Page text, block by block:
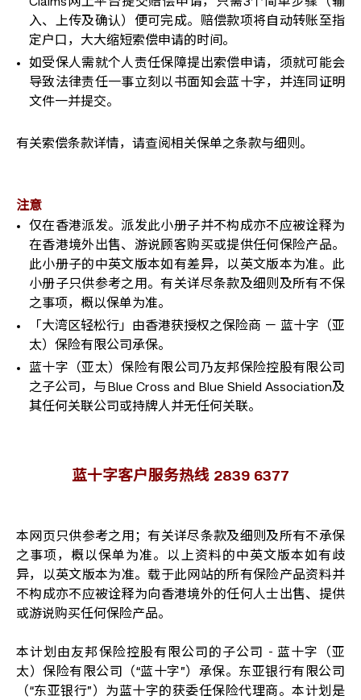
入、上传及确认）便可完成。赔偿款项将自动转账至指
定户口，大大缩短索偿申请的时间。
如受保人需就个人责任保障提出索偿申请，须就可能会
导致法律责任一事立刻以书面知会蓝十字，并连同证明
文件一并提交。
有关索偿条款详情，请查阅相关保单之条款与细则。
注意
仅在香港派发。派发此小册子并不构成亦不应被诠释为
在香港境外出售、游说顾客购买或提供任何保险产品。
此小册子的中英文版本如有差异，以英文版本为准。此
小册子只供参考之用。有关详尽条款及细则及所有不保
之事项，概以保单为准。
「大湾区轻松行」由香港获授权之保险商 － 蓝十字（亚
太）保险有限公司承保。
蓝十字（亚太）保险有限公司乃友邦保险控股有限公司
之子公司，与Blue Cross and Blue Shield Association及
其任何关联公司或持牌人并无任何关联。
蓝十字客户服务热线 2839 6377
本网页只供参考之用；有关详尽条款及细则及所有不承保
之事项，概以保单为准。以上资料的中英文版本如有歧
异，以英文版本为准。载于此网站的所有保险产品资料并
不构成亦不应被诠释为向香港境外的任何人士出售、提供
或游说购买任何保险产品。
本计划由友邦保险控股有限公司的子公司 - 蓝十字（亚
太）保险有限公司（“蓝十字”）承保。东亚银行有限公司
（“东亚银行”）为蓝十字的获委任保险代理商。本计划是